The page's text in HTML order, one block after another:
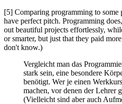
[5] Comparing programming to some
have perfect pitch. Programming
out beautiful projects effortlessly,
or smarter, but just that they paid
don't know.)
Vergleicht man das
stark sein, eine besondere
benötigt. Wer je einen
machen, vor denen der Lehrer
(Vielleicht sind aber auch